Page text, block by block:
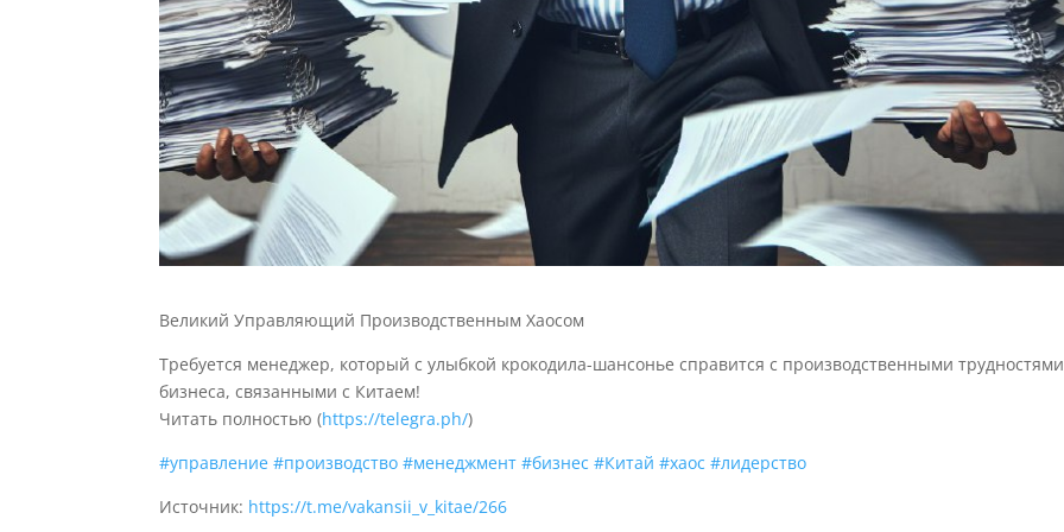
Великий Управляющий Производственным Хаосом
Требуется менеджер, который с улыбкой крокодила-шансонье справится с производственными трудностями
бизнеса, связанными с Китаем!
Читать полностью (https://telegra.ph/)
#управление #производство #менеджмент #бизнес #Китай #хаос #лидерство
Источник: https://t.me/vakansii_v_kitae/266